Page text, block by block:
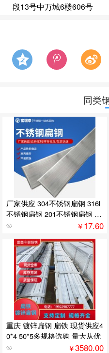
段13号中万城6楼606号
同类
厂家供应 304不锈钢扁钢 316l
不锈钢扁钢 201不锈钢扁钢 规
格多样
￥17.60
重庆 镀锌扁钢 扁铁 现货供应4
0*4 50*5多规格选购 量大从优
￥3580.00